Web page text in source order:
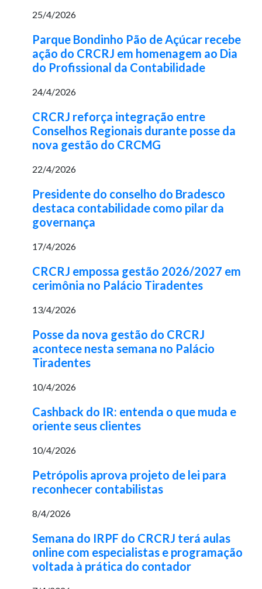
25/4/2026
Parque Bondinho Pão de Açúcar recebe
ação do CRCRJ em homenagem ao Dia
do Profissional da Contabilidade
24/4/2026
CRCRJ reforça integração entre
Conselhos Regionais durante posse da
nova gestão do CRCMG
22/4/2026
Presidente do conselho do Bradesco
destaca contabilidade como pilar da
governança
17/4/2026
CRCRJ empossa gestão 2026/2027 em
cerimônia no Palácio Tiradentes
13/4/2026
Posse da nova gestão do CRCRJ
acontece nesta semana no Palácio
Tiradentes
10/4/2026
Cashback do IR: entenda o que muda e
oriente seus clientes
10/4/2026
Petrópolis aprova projeto de lei para
reconhecer contabilistas
8/4/2026
Semana do IRPF do CRCRJ terá aulas
online com especialistas e programação
voltada à prática do contador